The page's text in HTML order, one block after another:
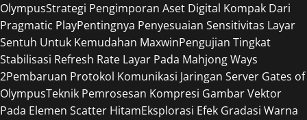
OlympusStrategi Pengimporan Aset Digital Kompak Dari
Pragmatic PlayPentingnya Penyesuaian Sensitivitas Layar
Sentuh Untuk Kemudahan MaxwinPengujian Tingkat
Stabilisasi Refresh Rate Layar Pada Mahjong Ways
2Pembaruan Protokol Komunikasi Jaringan Server Gates of
OlympusTeknik Pemrosesan Kompresi Gambar Vektor
Pada Elemen Scatter HitamEksplorasi Efek Gradasi Warna